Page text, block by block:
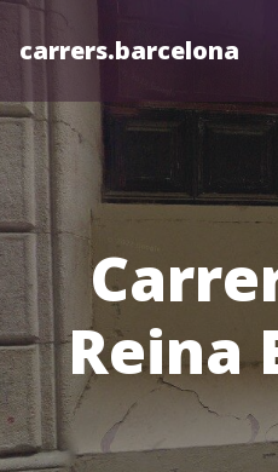
carrers.barcelona
Reina